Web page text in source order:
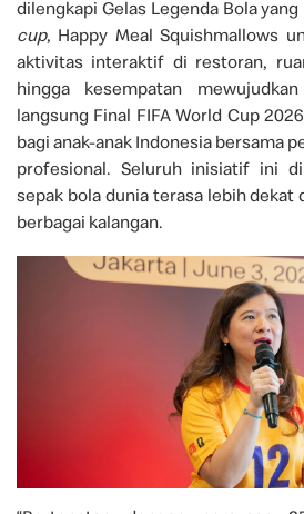
dilengkapi Gelas Legenda Bola
cup, Happy Meal Squishmallows
aktivitas interaktif di restoran,
hingga kesempatan
langsung Final FIFA World Cup
bagi anak-anak Indonesia bersama
profesional. Seluruh inisiatif ini
sepak bola dunia terasa lebih dekat
berbagai kalangan.